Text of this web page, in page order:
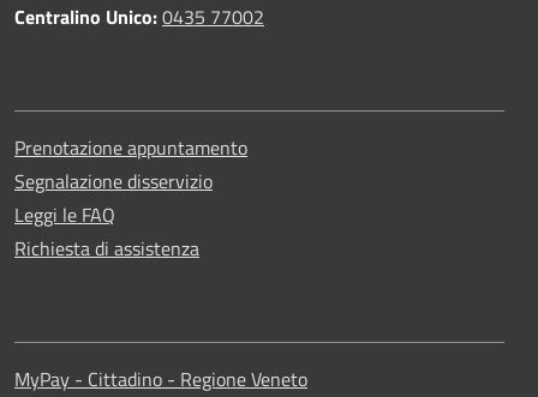
Centralino Unico:0435 77002
Prenotazione appuntamento
Segnalazione disservizio
Leggi le FAQ
Richiesta di assistenza
MyPay - Cittadino - Regione Veneto